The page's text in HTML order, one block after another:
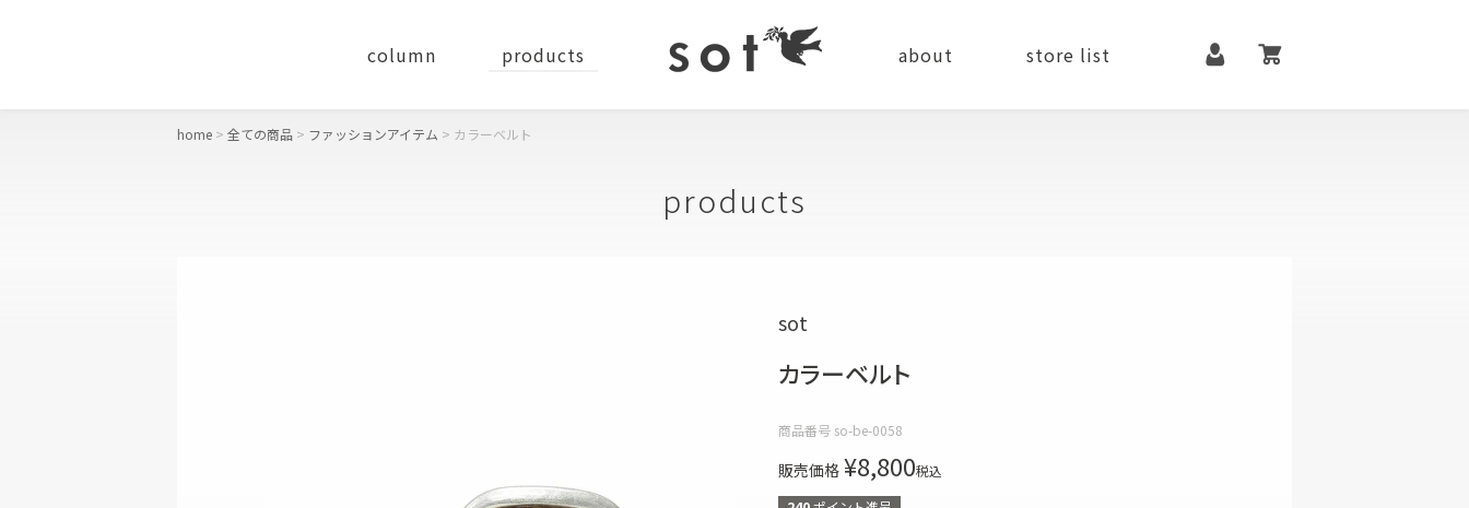
column products
ステーショナリー
コインケース
カードケース
キーケース・キーホルダー
about store list マイページ
home 全ての商品 ファッションアイテム カラーベルト
products
sot
カラーベルト
商品番号 so-be-0058
販売価格 ¥8,800税込